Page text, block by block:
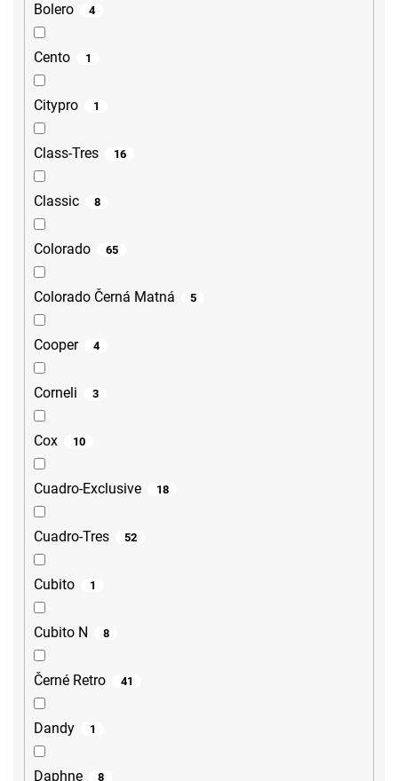
Bolero 4
Cento 1
Citypro 1
Class-Tres 16
Classic 8
Colorado 65
Colorado Černá Matná 5
Cooper 4
Corneli 3
Cox 10
Cuadro-Exclusive 18
Cuadro-Tres 52
Cubito 1
Cubito N 8
Černé Retro 41
Dandy 1
Daphne 8